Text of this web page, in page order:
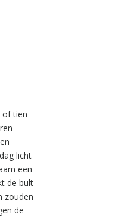
of tien
licht
een
de bult
zouden
de